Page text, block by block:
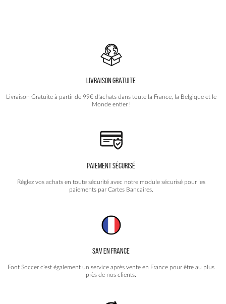
LIVRAISON GRATUITE
Livraison Gratuite à partir de 99€ d'achats dans toute la France, la Belgique et le
Monde entier !
PAIEMENT SÉCURISÉ
Réglez vos achats en toute sécurité avec notre module sécurisé pour les
paiements par Cartes Bancaires.
SAV EN FRANCE
Foot Soccer c'est également un service après vente en France pour être au plus
près de nos clients.